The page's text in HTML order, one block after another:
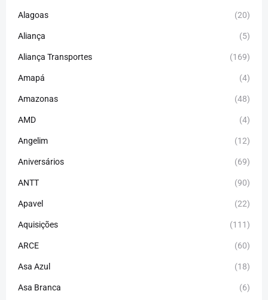
Alagoas (20)
Aliança (5)
Aliança Transportes (169)
Amapá (4)
Amazonas (48)
AMD (4)
Angelim (12)
Aniversários (69)
ANTT (90)
Apavel (22)
Aquisições (111)
ARCE (60)
Asa Azul (18)
Asa Branca (6)